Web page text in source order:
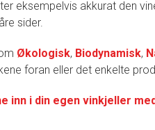
eksempelvis akkurat den
sider.
Økologisk, Biodynamisk,
foran eller det enkelte
inn i din egen vinkjeller